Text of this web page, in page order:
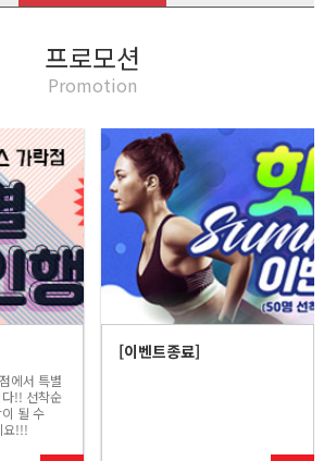
프로모션
Promotion
에서 특별
!! 선착순
될 수
요!!!
[이벤트종료]